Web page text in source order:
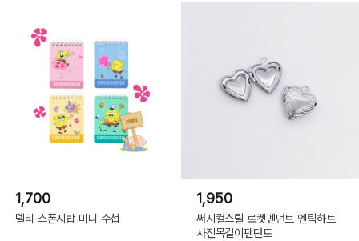
1,700
델리 스폰지밥 미니 수첩
1,950
써지컬스틸 로켓펜던트 엔틱하트
사진목걸이펜던트